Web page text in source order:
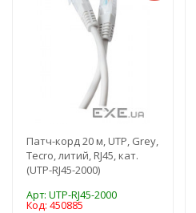
Патч-корд 20 м, UTP, Grey,
Tecro, литий, RJ45, кат.
(UTP-RJ45-2000)
Арт: UTP-RJ45-2000
Код: 450885